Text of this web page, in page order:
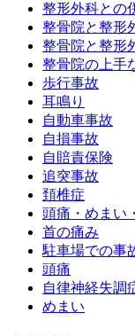
整形外科との
整骨院と整形
整骨院と整形
整骨院の上手
歩行事故
耳鳴り
自動車事故
自損事故
自賠責保険
追突事故
頚椎症
頭痛・めまい
首の痛み
駐車場での事
頭痛
自律神経失調
めまい